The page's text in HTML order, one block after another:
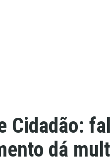
Cidadão:
dá